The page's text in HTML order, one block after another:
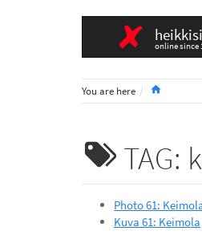
online since
You are here
TAG:
Photo 61:
Kuva 61: Keimola